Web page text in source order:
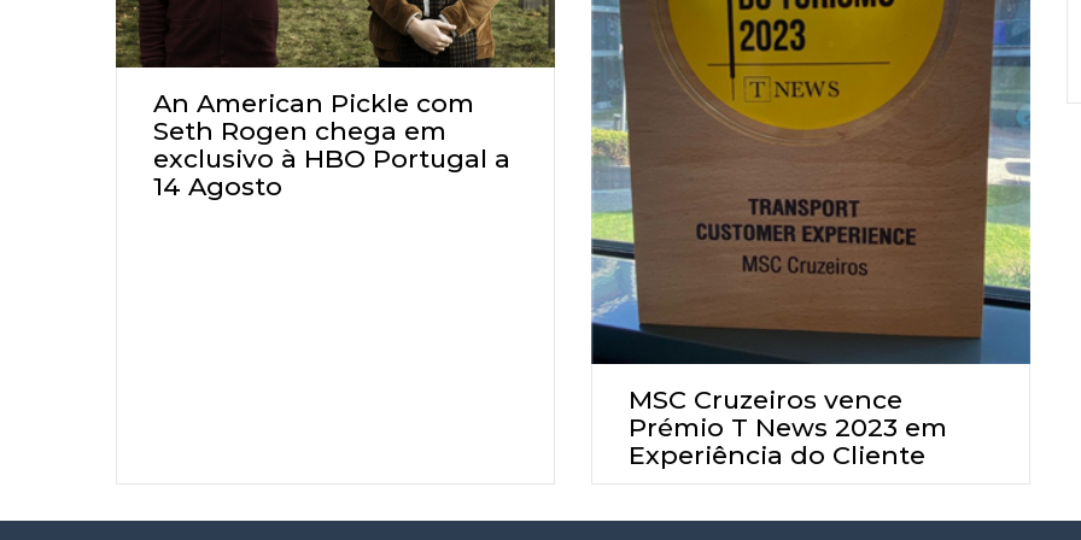
An American Pickle com
Seth Rogen chega em
exclusivo à HBO Portugal a
14 Agosto
MSC Cruzeiros vence
Prémio T News 2023 em
Experiência do Cliente